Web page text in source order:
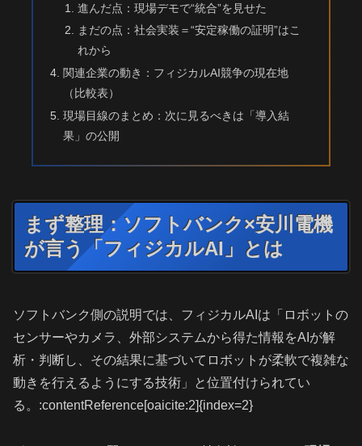
進んだ点：現場デモで“統合”を見せた
まだの点：社会実装＝“安定稼働の証明”はこ
れから
関連企業の動き：フィジカルAI競争の現在地
（比較表）
現場目線のまとめ：次に見るべきは「導入結
果」の公開
まず整理：ソフトバンク×安川電機
が言う「フィジカルAI」とは
ソフトバンク側の説明では、フィジカルAIは「ロボットの
センサーやカメラ、外部システムから得た情報をAIが解
析・判断し、その結果に基づいてロボットが柔軟で複雑な
動きを行えるようにする技術」と位置付けられてい
る。:contentReference[oaicite:2]{index=2}